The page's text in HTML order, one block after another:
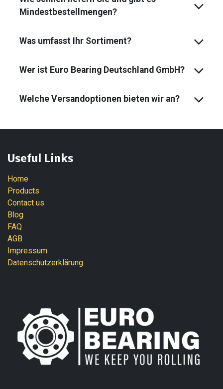
Mindest­bestell­mengen?
Was umfasst Ihr Sortiment?
Wer ist Euro Bearing Deutschland GmbH?
Welche Versandoptionen bieten wir an?
Useful Links
Home
Products
Contact us
Blog
FAQ
AGB
Impressum
Datenschutzerklärung